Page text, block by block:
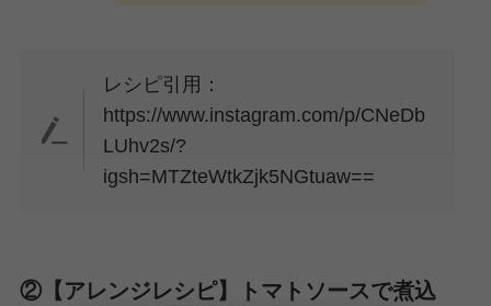
レシピ引用：
https://www.instagram.com/p/CNeDb
LUhv2s/?
igsh=MTZteWtkZjk5NGtuaw==
②【アレンジレシピ】トマトソースで煮込